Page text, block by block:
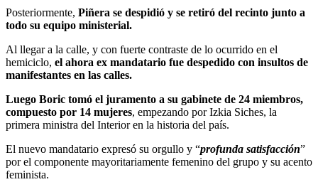
Posteriormente, Piñera se despidió y se retiró del recinto junto a
todo su equipo ministerial.
Al llegar a la calle, y con fuerte contraste de lo ocurrido en el
hemiciclo, el ahora ex mandatario fue despedido con insultos de
manifestantes en las calles.
Luego Boric tomó el juramento a su gabinete de 24 miembros,
compuesto por 14 mujeres, empezando por Izkia Siches, la
primera ministra del Interior en la historia del país.
El nuevo mandatario expresó su orgullo y “profunda satisfacción”
por el componente mayoritariamente femenino del grupo y su acento
feminista.